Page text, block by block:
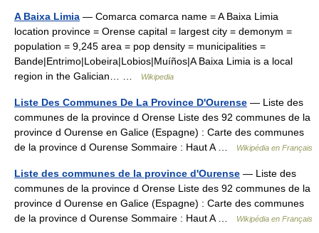
A Baixa Limia — Comarca comarca name = A Baixa Limia
location province = Orense capital = largest city = demonym =
population = 9,245 area = pop density = municipalities =
Bande|Entrimo|Lobeira|Lobios|Muíños|A Baixa Limia is a local
region in the Galician… …
Wikipedia
Liste Des Communes De La Province D'Ourense — Liste des
communes de la province d Orense Liste des 92 communes de la
province d Ourense en Galice (Espagne) : Carte des communes
de la province d Ourense Sommaire : Haut A …
Wikipédia en Français
Liste des communes de la province d'Ourense — Liste des
communes de la province d Orense Liste des 92 communes de la
province d Ourense en Galice (Espagne) : Carte des communes
de la province d Ourense Sommaire : Haut A …
Wikipédia en Français